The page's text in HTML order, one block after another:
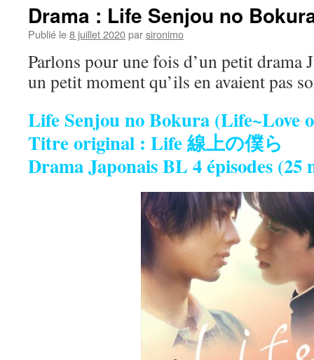
Drama : Life Senjou no
Publié le8 juillet 2020parsironimo
Parlons pour une fois d’un petit drama
un petit moment qu’ils en avaient pas
Life Senjou no Bokura (Life~Love
Titre original : Life 線上の僕ら
Drama Japonais BL 4 épisodes (25